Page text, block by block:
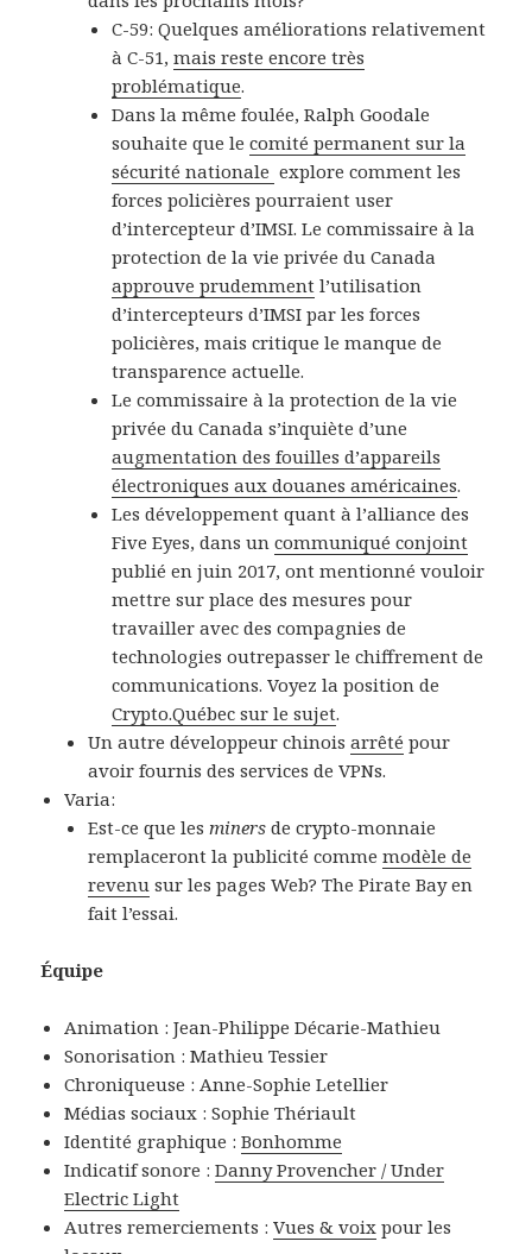
C-59: Quelques améliorations relativement
à C-51,mais reste encore très
problématique.
Dans la même foulée, Ralph Goodale
souhaite que lecomité permanent sur la
sécurité nationale explore comment les
forces policières pourraient user
d’intercepteur d’IMSI. Le commissaire à la
protection de la vie privée du Canada
approuve prudemment l’utilisation
d’intercepteurs d’IMSI par les forces
policières, mais critique le manque de
transparence actuelle.
Le commissaire à la protection de la vie
privée du Canada s’inquiète d’une
augmentation des fouilles d’appareils
électroniques aux douanes américaines.
Les développement quant à l’alliance des
Five Eyes, dans uncommuniqué conjoint
publié en juin 2017, ont mentionné vouloir
mettre sur place des mesures pour
travailler avec des compagnies de
technologies outrepasser le chiffrement de
communications. Voyez la position de
Crypto.Québec sur le sujet.
Un autre développeur chinoisarrêté pour
avoir fournis des services de VPNs.
Varia:
Est-ce que les miners de crypto-monnaie
remplaceront la publicité commemodèle de
revenu sur les pages Web? The Pirate Bay en
fait l’essai.
Équipe
Animation : Jean-Philippe Décarie-Mathieu
Sonorisation : Mathieu Tessier
Chroniqueuse : Anne-Sophie Letellier
Médias sociaux : Sophie Thériault
Identité graphique :Bonhomme
Indicatif sonore :Danny Provencher / Under
Electric Light
Autres remerciements :Vues & voix pour les